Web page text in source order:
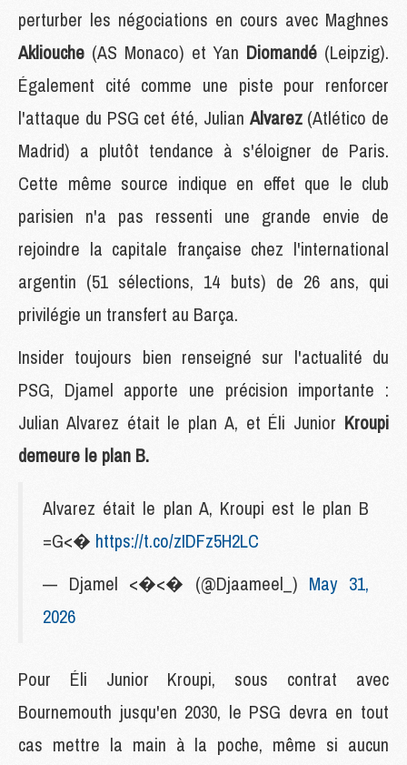
perturber les négociations en cours avec Maghnes
Akliouche (AS Monaco) et Yan Diomandé (Leipzig).
Également cité comme une piste pour renforcer
l'attaque du PSG cet été, Julian Alvarez(Atlético de
Madrid) a plutôt tendance à s'éloigner de Paris.
Cette même source indique en effet que le club
parisien n'a pas ressenti une grande envie de
rejoindre la capitale française chez l'international
argentin (51 sélections, 14 buts) de 26 ans, qui
privilégie un transfert au Barça.
Insider toujours bien renseigné sur l'actualité du
PSG, Djamel apporte une précision importante :
Julian Alvarez était le plan A, et Éli Junior Kroupi
demeure le plan B.
Alvarez était le plan A, Kroupi est le plan B
=G<� https://t.co/zIDFz5H2LC
— Djamel <�<� (@Djaameel_) May 31,
2026
Pour Éli Junior Kroupi, sous contrat avec
Bournemouth jusqu'en 2030, le PSG devra en tout
cas mettre la main à la poche, même si aucun